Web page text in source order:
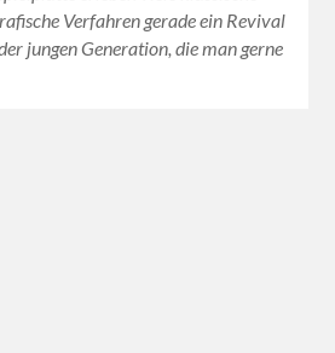
Verfahren gerade ein Revival
jungen Generation, die man gerne